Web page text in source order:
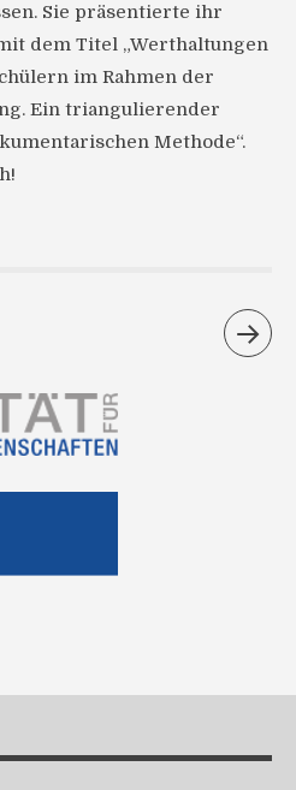
Sie präsentierte ihr
dem Titel „Werthaltungen
im Rahmen der
Ein triangulierender
Methode“.